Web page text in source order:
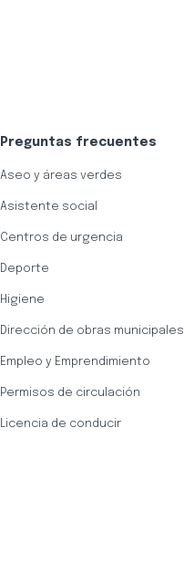
Preguntas frecuentes
Aseo y áreas verdes
Asistente social
Centros de urgencia
Deporte
Higiene
Dirección de obras municipales
Empleo y Emprendimiento
Permisos de circulación
Licencia de conducir